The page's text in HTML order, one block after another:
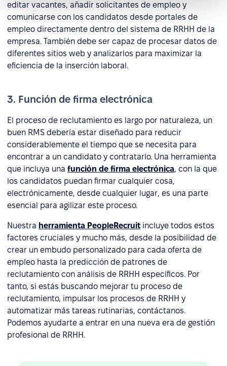
editar vacantes, añadir solicitantes de empleo y
comunicarse con los candidatos desde portales de
empleo directamente dentro del sistema de RRHH de la
empresa. También debe ser capaz de procesar datos de
diferentes sitios web y analizarlos para maximizar la
eficiencia de la inserción laboral.
3. Función de firma electrónica
El proceso de reclutamiento es largo por naturaleza, un
buen RMS debería estar diseñado para reducir
considerablemente el tiempo que se necesita para
encontrar a un candidato y contratarlo. Una herramienta
que incluya una función de firma electrónica, con la que
los candidatos puedan firmar cualquier cosa,
electrónicamente, desde cualquier lugar, es una parte
esencial para agilizar este proceso.
Nuestra herramienta PeopleRecruit incluye todos estos
factores cruciales y mucho más, desde la posibilidad de
crear un embudo personalizado para cada oferta de
empleo hasta la predicción de patrones de
reclutamiento con análisis de RRHH específicos. Por
tanto, si estás buscando mejorar tu proceso de
reclutamiento, impulsar los procesos de RRHH y
automatizar más tareas rutinarias, contáctanos.
Podemos ayudarte a entrar en una nueva era de gestión
profesional de RRHH.